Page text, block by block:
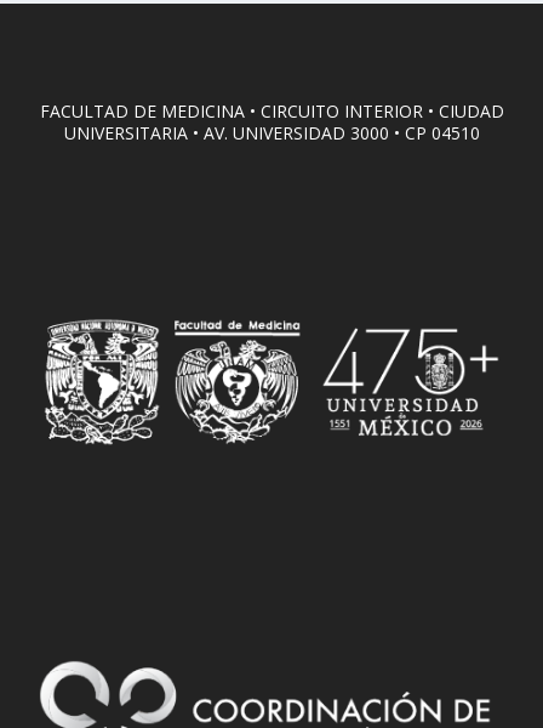
FACULTAD DE MEDICINA • CIRCUITO INTERIOR • CIUDAD
UNIVERSITARIA • AV. UNIVERSIDAD 3000 • CP 04510